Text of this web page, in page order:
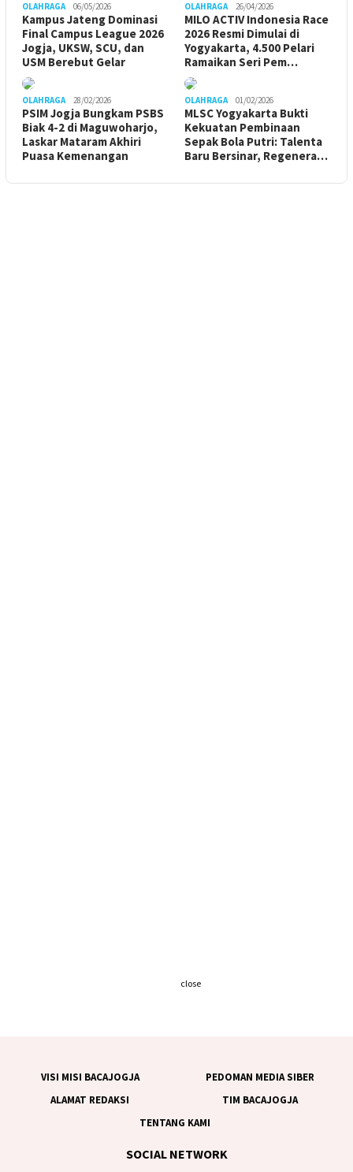
OLAHRAGA 06/05/2026
Kampus Jateng Dominasi
Final Campus League 2026
Jogja, UKSW, SCU, dan
USM Berebut Gelar
OLAHRAGA 26/04/2026
MILO ACTIV Indonesia Race
2026 Resmi Dimulai di
Yogyakarta, 4.500 Pelari
Ramaikan Seri Pem…
OLAHRAGA 28/02/2026
PSIM Jogja Bungkam PSBS
Biak 4-2 di Maguwoharjo,
Laskar Mataram Akhiri
Puasa Kemenangan
OLAHRAGA 01/02/2026
MLSC Yogyakarta Bukti
Kekuatan Pembinaan
Sepak Bola Putri: Talenta
Baru Bersinar, Regenera…
VISI MISI BACAJOGJA
PEDOMAN MEDIA SIBER
ALAMAT REDAKSI
TIM BACAJOGJA
TENTANG KAMI
SOCIAL NETWORK
close